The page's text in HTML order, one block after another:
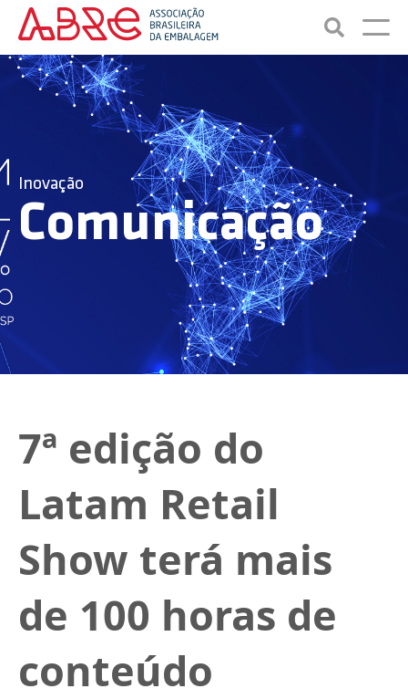
Inovação
Comunicação
7ª edição do
Latam Retail
Show terá mais
de 100 horas de
conteúdo